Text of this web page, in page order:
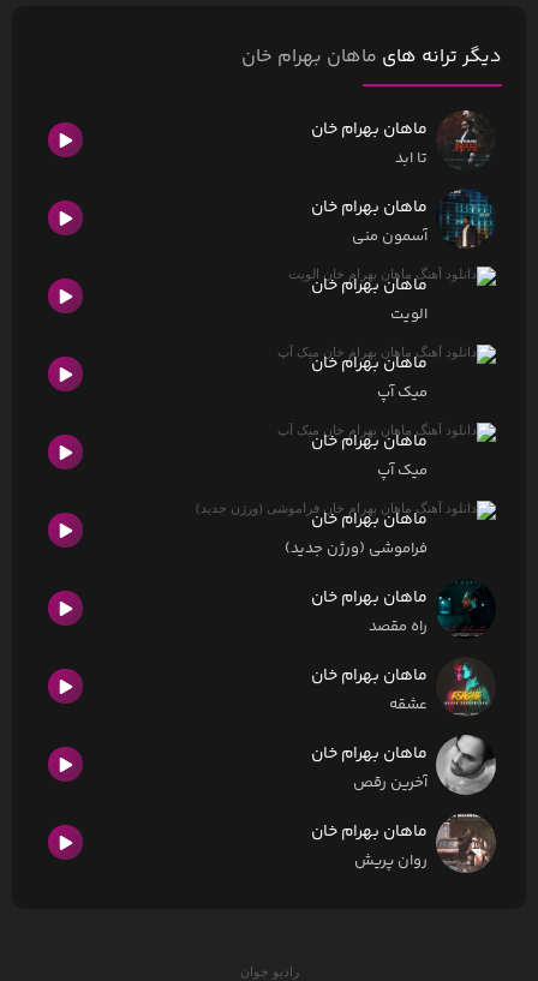
دیگر ترانه های ماهان بهرام خان
ماهان بهرام خان
تا ابد
ماهان بهرام خان
آسمون منی
ماهان بهرام خان
الویت
ماهان بهرام خان
میک آپ
ماهان بهرام خان
میک آپ
ماهان بهرام خان
فراموشی (ورژن جدید)
ماهان بهرام خان
راه مقصد
ماهان بهرام خان
عشقه
ماهان بهرام خان
آخرین رقص
ماهان بهرام خان
روان‌ پریش
رادیو جوان